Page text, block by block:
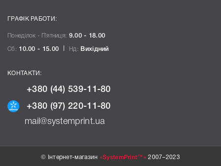
ГРАФІК РАБОТИ:
Понеділок - П`ятниця: 9.00 - 18.00
Сб: 10.00 - 15.00 Нд: Вихідний
КОНТАКТИ:
+380 (44) 539-11-80
+380 (97) 220-11-80
mail@systemprint.ua
© Інтернет-магазин «SystemPrint™» 2007–2023